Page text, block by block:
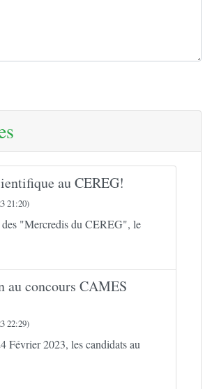
au CEREG!
21:20)
des "Mercredis du CEREG", le
au concours CAMES
22:29)
Février 2023, les candidats au